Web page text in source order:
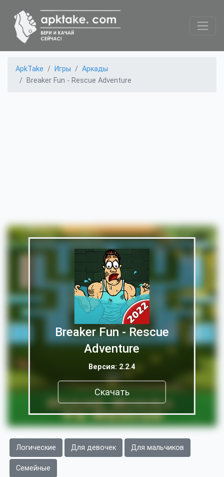
ApkTake Игры
Аркады
Breaker Fun - Rescue Adventure
Breaker Fun - Rescue
Adventure
Версия: 2.2.4
Скачать
Логические Для девочек Для мальчиков
Семейные